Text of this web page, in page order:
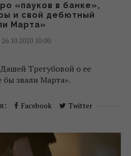
«пауков в банке»,
и свой дебютный
Марта»
26.10.2020 10:00
Трегубовой о ее
звали Марта».
Facebook Twitter